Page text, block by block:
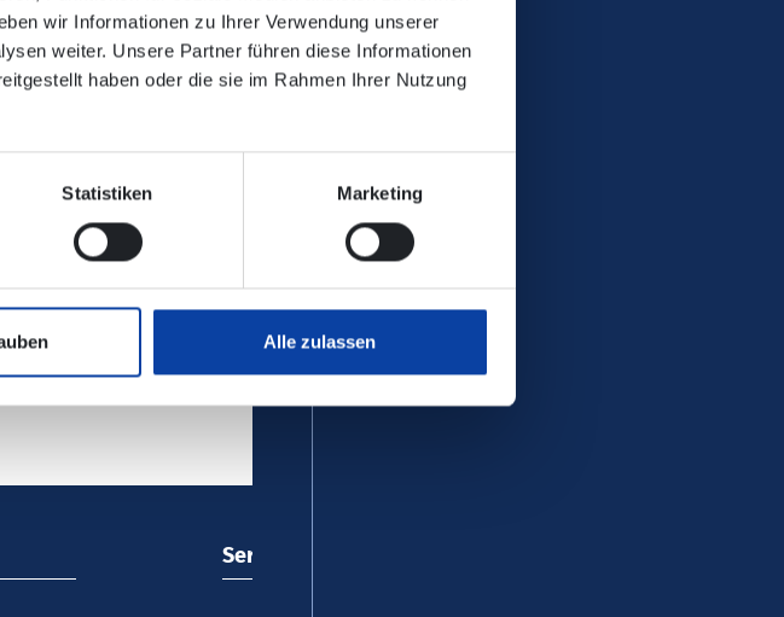
wir Informationen zu Ihrer Verwendung unserer
weiter. Unsere Partner führen diese Informationen
haben oder die sie im Rahmen Ihrer Nutzung
Statistiken Marketing
Alle zulassen
Service